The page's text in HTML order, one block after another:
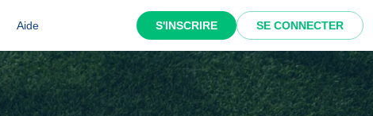
Aide S'INSCRIRE SE CONNECTER